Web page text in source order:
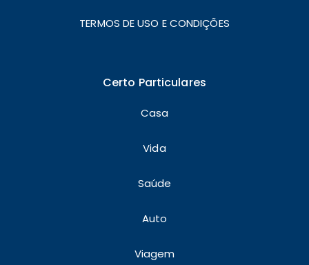
TERMOS DE USO E CONDIÇÕES
Certo Particulares
Casa
Vida
Saúde
Auto
Viagem